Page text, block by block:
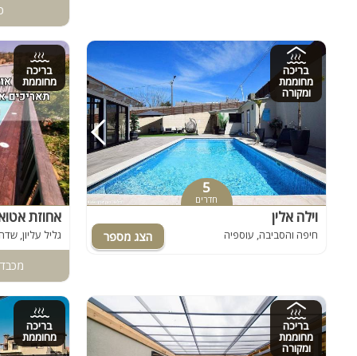
בריכה
מחוממת
ומקורה
5
חדרים
וילה אלין
חיפה והסביבה, עוספיה
בריכה
מחוממת
אחוזת
גליל עליון,
בריכה
מחוממת
ומקורה
בריכה
מחוממת